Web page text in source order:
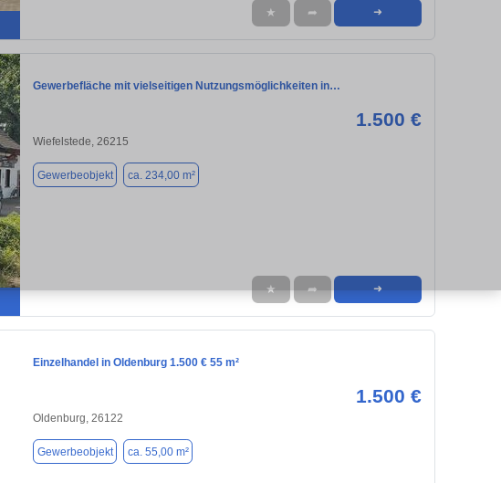
★ ➦ ➜
Gewerbefläche mit vielseitigen Nutzungsmöglichkeiten in…
1.500 €
Wiefelstede, 26215
Gewerbeobjekt ca. 234,00 m²
★ ➦ ➜
Einzelhandel in Oldenburg 1.500 € 55 m²
1.500 €
Oldenburg, 26122
Gewerbeobjekt ca. 55,00 m²